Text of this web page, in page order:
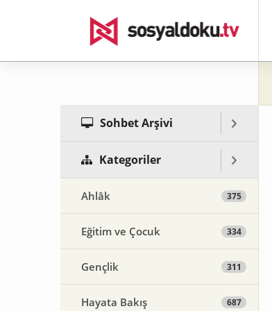
Sohbet Arşivi
Kategoriler
Ahlâk 375
Eğitim ve Çocuk 334
Gençlik 311
Hayata Bakış 687